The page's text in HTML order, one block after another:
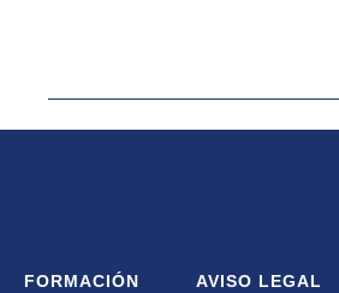
FORMACIÓN
AVISO LEGAL